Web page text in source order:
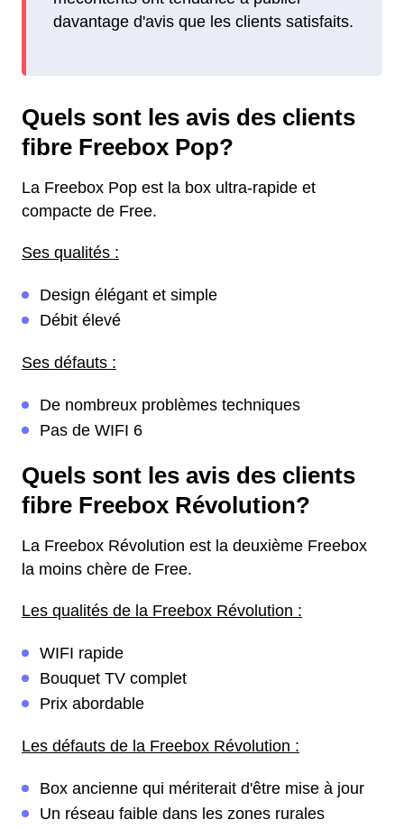
davantage d'avis que les clients satisfaits.
Quels sont les avis des clients
fibre Freebox Pop?
La Freebox Pop est la box ultra-rapide et
compacte de Free.
Ses qualités :
Design élégant et simple
Débit élevé
Ses défauts :
De nombreux problèmes techniques
Pas de WIFI 6
Quels sont les avis des clients
fibre Freebox Révolution?
La Freebox Révolution est la deuxième Freebox
la moins chère de Free.
Les qualités de la Freebox Révolution :
WIFI rapide
Bouquet TV complet
Prix abordable
Les défauts de la Freebox Révolution :
Box ancienne qui mériterait d'être mise à jour
Un réseau faible dans les zones rurales